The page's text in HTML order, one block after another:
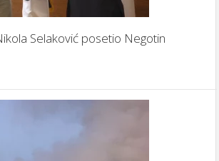
Selaković posetio Negotin